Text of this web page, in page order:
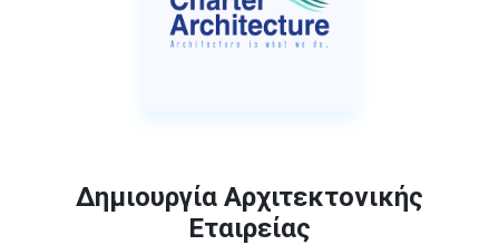
Δημιουργία Αρχιτεκτονικής
Εταιρείας